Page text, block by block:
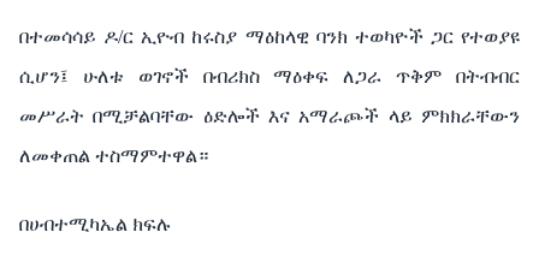
በተመሳሳይ ዶ/ር ኢዮብ ከሩስያ ማዕከላዊ ባንክ ተወካዮች ጋር የተወያዩ
ሲሆን፤ ሁለቱ ወገኖች በብሪክስ ማዕቀፍ ለጋራ ጥቅም በትብብር
መሥራት በሚቻልባቸው ዕድሎች እና አማራጮች ላይ ምክክራቸውን
ለመቀጠል ተስማምተዋል።
በሀብተሚካኤል ክፍሉ